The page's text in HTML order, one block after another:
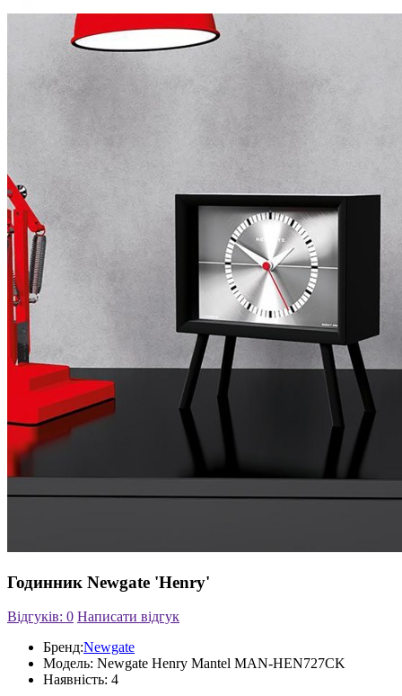
Годинник Newgate 'Henry'
Відгуків: 0 Написати відгук
Бренд:Newgate
Модель: Newgate Henry Mantel MAN-HEN727CK
Наявність: 4